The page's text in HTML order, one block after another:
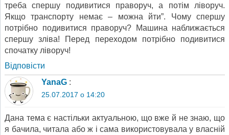
треба спершу подивитися праворуч, а потім ліворуч.
Якщо транспорту немає – можна йти”. Чому спершу
потрібно подивитися праворуч? Машина наближається
спершу зліва! Перед переходом потрібно подивитися
спочатку ліворуч!
Відповіcти
YanaG :
25.07.2017 о 14:20
Дана тема є настільки актуальною, що вже й не знаю, що
я бачила, читала або ж і сама використовувала у власній